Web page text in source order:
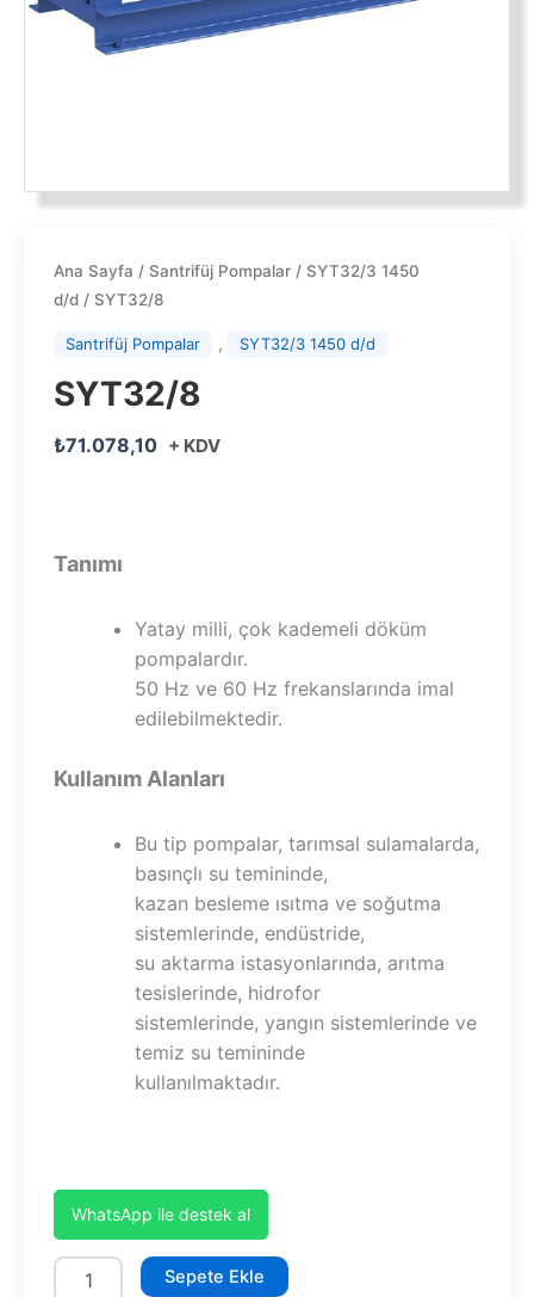
Ana Sayfa / Santrifüj Pompalar / SYT32/3 1450
d/d / SYT32/8
Santrifüj Pompalar , SYT32/3 1450 d/d
SYT32/8
₺71.078,10 + KDV
Tanımı
Yatay milli, çok kademeli döküm
pompalardır.
50 Hz ve 60 Hz frekanslarında imal
edilebilmektedir.
Kullanım Alanları
Bu tip pompalar, tarımsal sulamalarda,
basınçlı su temininde,
kazan besleme ısıtma ve soğutma
sistemlerinde, endüstride,
su aktarma istasyonlarında, arıtma
tesislerinde, hidrofor
sistemlerinde, yangın sistemlerinde ve
temiz su temininde
kullanılmaktadır.
WhatsApp ile destek al
SYT32/8
Sepete Ekle